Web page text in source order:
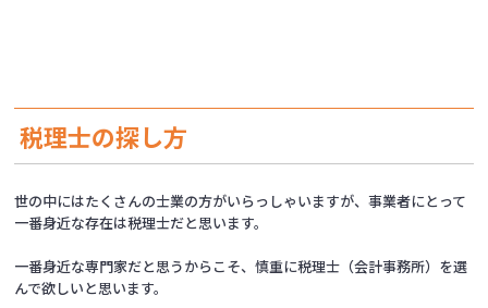
税理士の探し方
世の中にはたくさんの士業の方がいらっしゃいますが、事業者にとって
一番身近な存在は税理士だと思います。
一番身近な専門家だと思うからこそ、慎重に税理士（会計事務所）を選
んで欲しいと思います。